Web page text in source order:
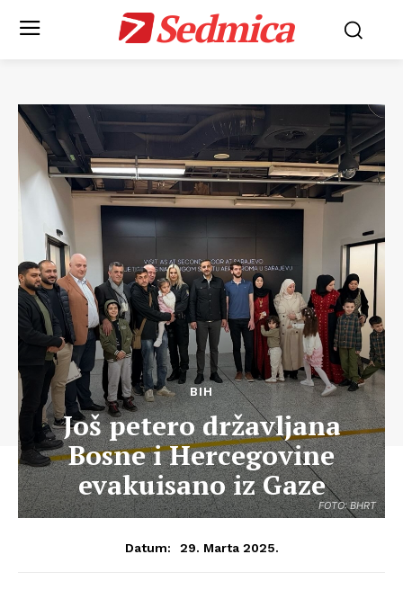
Sedmica
FOTO: BHRT
BIH
Još petero državljana
Bosne i Hercegovine
evakuisano iz Gaze
Datum: 29. Marta 2025.